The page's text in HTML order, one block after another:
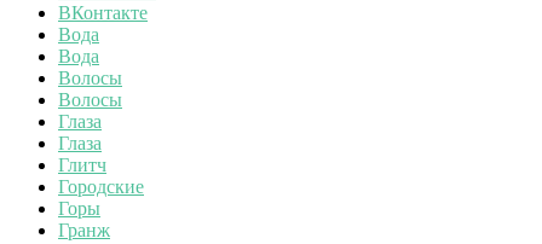
ВКонтакте
Вода
Вода
Волосы
Волосы
Глаза
Глаза
Глитч
Городские
Горы
Гранж